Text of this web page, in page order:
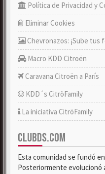
Política de Privacidad y
Eliminar Cookies
Chevronazos: ¡Sube tus
Macro KDD Citroën
Caravana Citroën a París
KDD´s CitröFamily
La iniciativa CitröFamily
CLUBDS.COM
Esta comunidad se fundó
Posteriormente evolucionó